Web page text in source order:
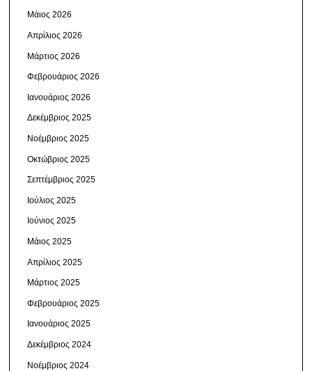
Μάιος 2026
Απρίλιος 2026
Μάρτιος 2026
Φεβρουάριος 2026
Ιανουάριος 2026
Δεκέμβριος 2025
Νοέμβριος 2025
Οκτώβριος 2025
Σεπτέμβριος 2025
Ιούλιος 2025
Ιούνιος 2025
Μάιος 2025
Απρίλιος 2025
Μάρτιος 2025
Φεβρουάριος 2025
Ιανουάριος 2025
Δεκέμβριος 2024
Νοέμβριος 2024